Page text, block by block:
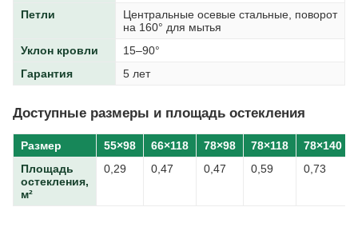
Петли
Центральные осевые стальные, поворот
на 160° для мытья
Уклон кровли
15–90°
Гарантия
5 лет
Доступные размеры и площадь остекления
Размер 55×98 66×118 78×98 78×118 78×140
Площадь
остекления,
м²
0,29 0,47 0,47 0,59 0,73